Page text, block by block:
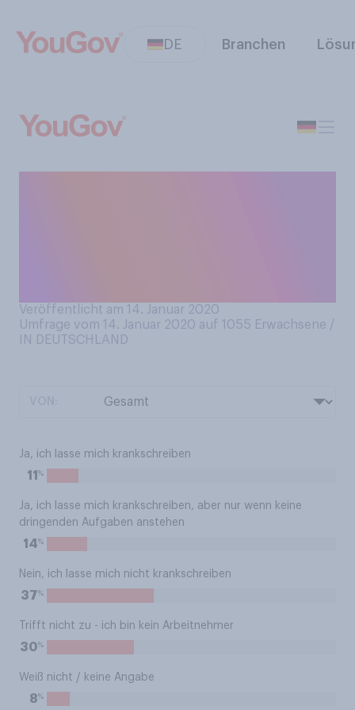
DE Branchen
Veröffentlicht am 14. Januar 2020
Umfrage vom 14. Januar 2020 auf 1055 Erwachsene /
IN DEUTSCHLAND
Ja, ich lasse mich krankschreiben
11 %
Ja, ich lasse mich krankschreiben, aber nur wenn keine
dringenden Aufgaben anstehen
14%
Nein, ich lasse mich nicht krankschreiben
37%
Trifft nicht zu - ich bin kein Arbeitnehmer
30%
Weiß nicht / keine Angabe
8%